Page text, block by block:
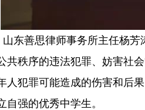
山东善思律师事务所主任杨
共秩序的违法犯罪、妨害社
人犯罪可能造成的伤害和后
自强的优秀中学生。